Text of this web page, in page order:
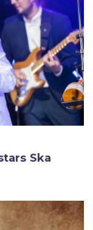
Ska